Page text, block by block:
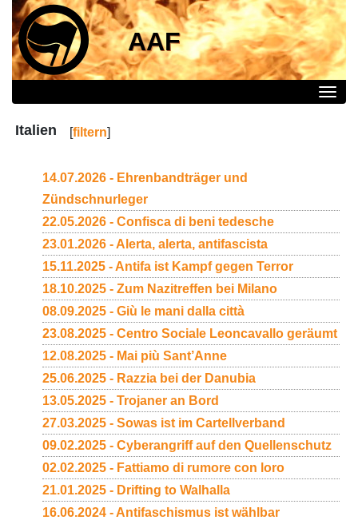
AAF
Italien [filtern]
14.07.2026 - Ehrenbandträger und
Zündschnurleger
22.05.2026 - Confisca di beni tedesche
23.01.2026 - Alerta, alerta, antifascista
15.11.2025 - Antifa ist Kampf gegen Terror
18.10.2025 - Zum Nazitreffen bei Milano
08.09.2025 - Giù le mani dalla città
23.08.2025 - Centro Sociale Leoncavallo geräumt
12.08.2025 - Mai più Sant’Anne
25.06.2025 - Razzia bei der Danubia
13.05.2025 - Trojaner an Bord
27.03.2025 - Sowas ist im Cartellverband
09.02.2025 - Cyberangriff auf den Quellenschutz
02.02.2025 - Fattiamo di rumore con loro
21.01.2025 - Drifting to Walhalla
16.06.2024 - Antifaschismus ist wählbar